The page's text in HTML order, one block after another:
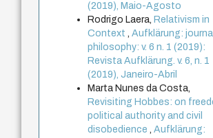
(2019), Maio-Agosto
Rodrigo Laera, Relativism in
Context,Aufklärung:
philosophy: v. 6 n. 1 (2019):
Revista Aufklärung. v. 6, n. 1
(2019), Janeiro-Abril
Marta Nunes da Costa,
Revisiting Hobbes: on
political authority and civil
disobedience,Aufklärung: